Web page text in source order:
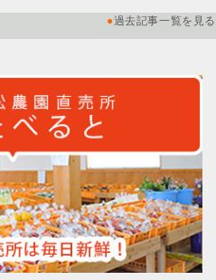
●過去記事一覧を見る